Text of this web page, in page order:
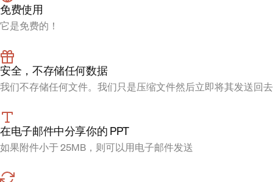
免费使用
它是免费的！
安全，不存储任何数据
我们不存储任何文件。我们只是压缩文件然后立即将其发送回去
在电子邮件中分享你的 PPT
如果附件小于 25MB，则可以用电子邮件发送